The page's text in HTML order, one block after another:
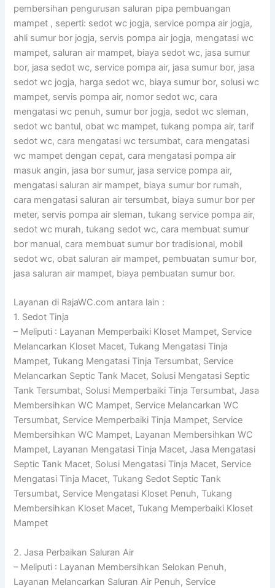
pembersihan pengurusan saluran pipa pembuangan
mampet , seperti: sedot wc jogja, service pompa air jogja,
ahli sumur bor jogja, servis pompa air jogja, mengatasi wc
mampet, saluran air mampet, biaya sedot wc, jasa sumur
bor, jasa sedot wc, service pompa air, jasa sumur bor, jasa
sedot wc jogja, harga sedot wc, biaya sumur bor, solusi wc
mampet, servis pompa air, nomor sedot wc, cara
mengatasi wc penuh, sumur bor jogja, sedot wc sleman,
sedot wc bantul, obat wc mampet, tukang pompa air, tarif
sedot wc, cara mengatasi wc tersumbat, cara mengatasi
wc mampet dengan cepat, cara mengatasi pompa air
masuk angin, jasa bor sumur, jasa service pompa air,
mengatasi saluran air mampet, biaya sumur bor rumah,
cara mengatasi saluran air tersumbat, biaya sumur bor per
meter, servis pompa air sleman, tukang service pompa air,
sedot wc murah, tukang sedot wc, cara membuat sumur
bor manual, cara membuat sumur bor tradisional, mobil
sedot wc, obat saluran air mampet, pembuatan sumur bor,
jasa saluran air mampet, biaya pembuatan sumur bor.
Layanan di RajaWC.com antara lain :
1. Sedot Tinja
– Meliputi : Layanan Memperbaiki Kloset Mampet, Service
Melancarkan Kloset Macet, Tukang Mengatasi Tinja
Mampet, Tukang Mengatasi Tinja Tersumbat, Service
Melancarkan Septic Tank Macet, Solusi Mengatasi Septic
Tank Tersumbat, Solusi Memperbaiki Tinja Tersumbat, Jasa
Membersihkan WC Mampet, Service Melancarkan WC
Tersumbat, Service Memperbaiki Tinja Mampet, Service
Membersihkan WC Mampet, Layanan Membersihkan WC
Mampet, Layanan Mengatasi Tinja Macet, Jasa Mengatasi
Septic Tank Macet, Solusi Mengatasi Tinja Macet, Service
Mengatasi Tinja Macet, Tukang Sedot Septic Tank
Tersumbat, Service Mengatasi Kloset Penuh, Tukang
Membersihkan Kloset Macet, Tukang Memperbaiki Kloset
Mampet
2. Jasa Perbaikan Saluran Air
– Meliputi : Layanan Membersihkan Selokan Penuh,
Layanan Melancarkan Saluran Air Penuh, Service